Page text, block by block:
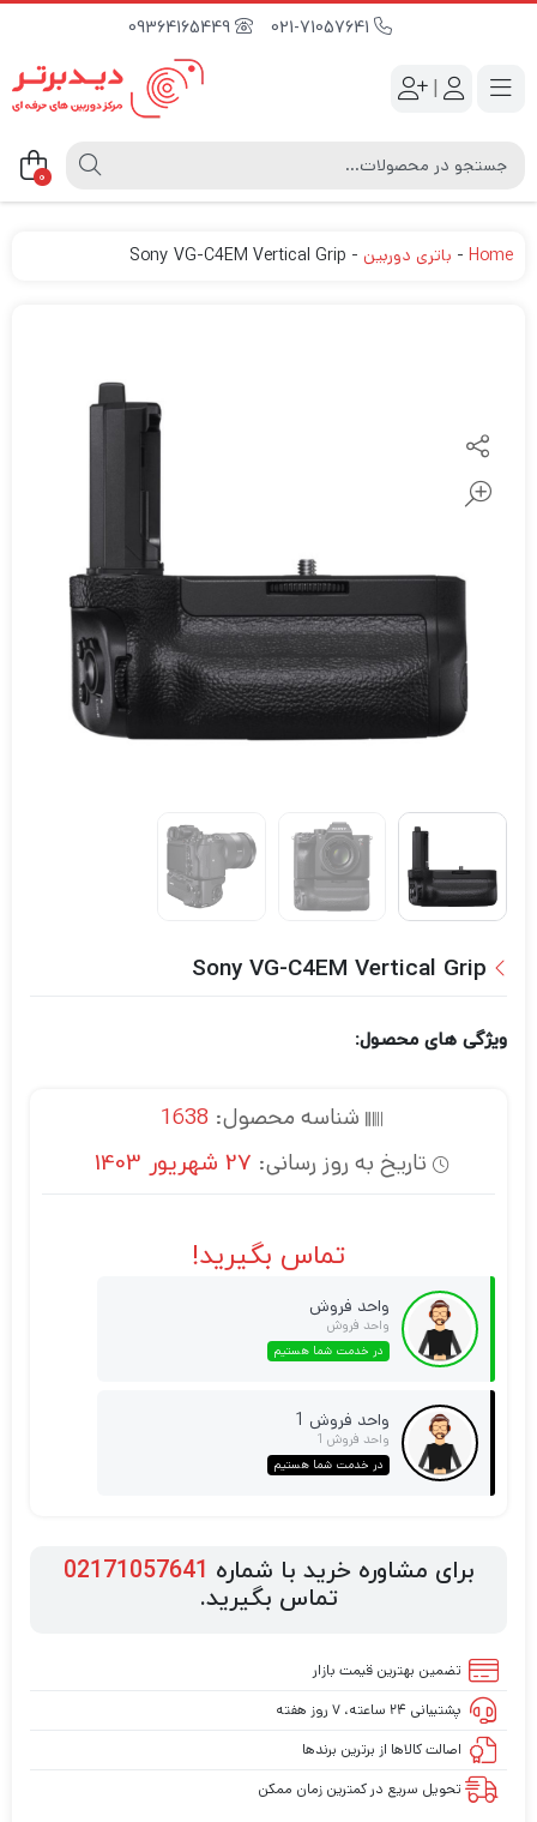
09364165449
|
0
Home
- باتری دوربین -
Sony VG-C4EM Vertical Grip
Sony VG-C4EM Vertical Grip
ویژگی های محصول:
شناسه محصول: 1638
تاریخ به روز رسانی: 27 شهریور 1403
تماس بگیرید!
واحد فروش
واحد فروش
در خدمت شما هستیم
واحد فروش 1
واحد فروش 1
در خدمت شما هستیم
برای مشاوره خرید با شماره 02171057641
تماس بگیرید.
تضمین بهترین قیمت بازار
پشتیبانی ۲۴ ساعته، ۷ روز هفته
اصالت کالاها از برترین برندها
تحویل سریع در کمترین زمان ممکن